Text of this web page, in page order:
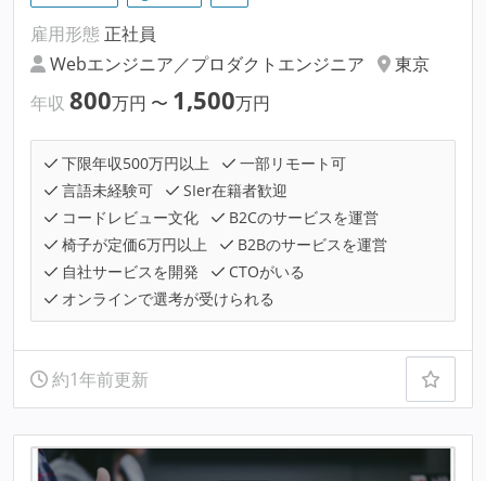
雇用形態 正社員
Webエンジニア／プロダクトエンジニア
東京
年収 800万円 〜 1,500万円
下限年収500万円以上
一部リモート可
言語未経験可
SIer在籍者歓迎
コードレビュー文化
B2Cのサービスを運営
椅子が定価6万円以上
B2Bのサービスを運営
自社サービスを開発
CTOがいる
オンラインで選考が受けられる
約1年前更新